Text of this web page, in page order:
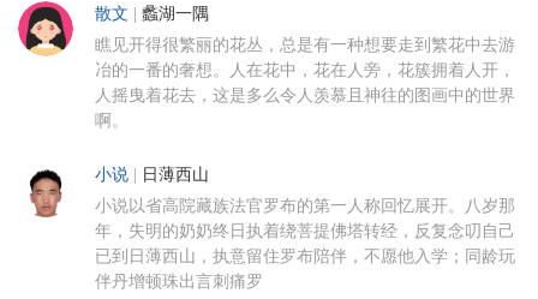
散文 蠡湖一隅
瞧见开得很繁丽的花丛，总是有一种想要走到繁花中去游
冶的一番的奢想。人在花中，花在人旁，花簇拥着人开，
人摇曳着花去，这是多么令人羡慕且神往的图画中的世界
啊。
小说 日薄西山
小说以省高院藏族法官罗布的第一人称回忆展开。八岁那
年，失明的奶奶终日执着绕菩提佛塔转经，反复念叨自己
已到日薄西山，执意留住罗布陪伴，不愿他入学；同龄玩
伴丹增顿珠出言刺痛罗